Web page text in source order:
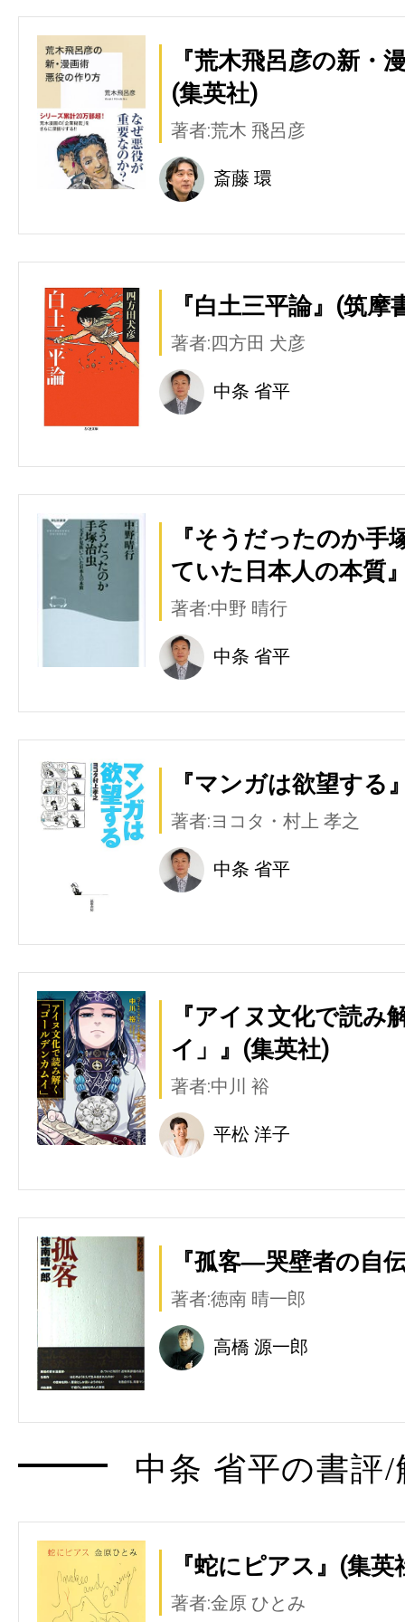
『荒木飛呂彦の新・
(集英社)
著者:荒木 飛呂彦
斎藤 環
『白土三平論』(筑摩
著者:四方田 犬彦
中条 省平
『そうだったのか
ていた日本人の本質
著者:中野 晴行
中条 省平
『マンガは欲望する
著者:ヨコタ・村上 孝之
中条 省平
『アイヌ文化で読み
イ」』(集英社)
著者:中川 裕
平松 洋子
『孤客―哭壁者の自
著者:徳南 晴一郎
高橋 源一郎
中条 省平の書評
『蛇にピアス』(集英
著者:金原 ひとみ